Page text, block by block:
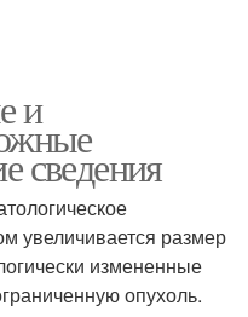
и
сведения
увеличивается размер
измененные
опухоль.